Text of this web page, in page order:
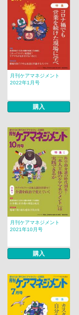
月刊ケアマネジメント
2022年1月号
購入
月刊ケアマネジメント
2021年10月号
購入